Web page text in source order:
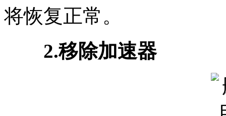
将恢复正常。
2.移除加速器